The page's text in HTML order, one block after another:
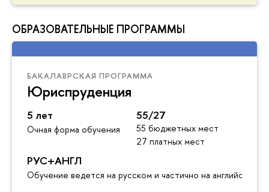
ОБРАЗОВАТЕЛЬНЫЕ ПРОГРАММЫ
БАКАЛАВРСКАЯ ПРОГРАММА
Юриспруденция
5 лет
Очная форма обучения
55/27
55 бюджетных мест
27 платных мест
РУС+АНГЛ
Обучение ведется на русском и частично на английском